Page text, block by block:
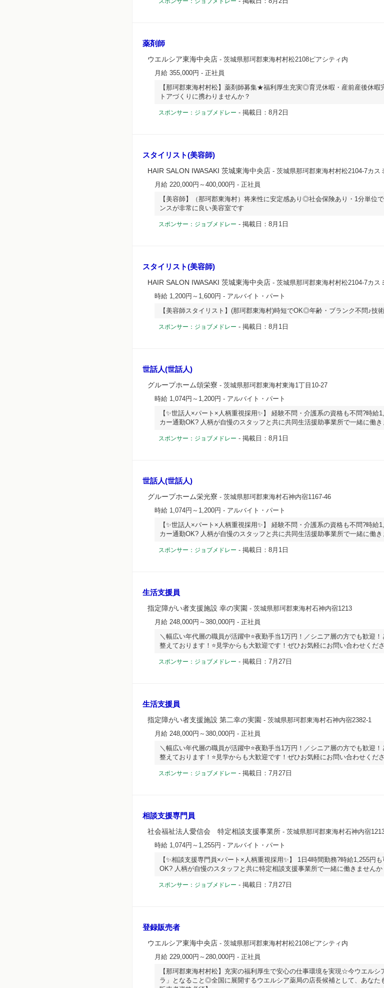
薬剤師
ウエルシア東海中央店 - 茨城県那珂郡東海村村松2108ピアシティ内
月給 355,000円 - 正社員
【那珂郡東海村村松】薬剤師募集★福利厚生充実◎育児休暇・産前産後休暇
トアづくりに携わりませんか？
スポンサー：ジョブメドレー - 掲載日：8月2日
スタイリスト(美容師)
HAIR SALON IWASAKI 茨城東海中央店 - 茨城県那珂郡東海村村松2104-7カス
月給 220,000円～400,000円 - 正社員
【美容師】（那珂郡東海村）将来性に安定感あり◎社会保険あり・1分単位
ンスが非常に良い美容室です
スポンサー：ジョブメドレー - 掲載日：8月1日
スタイリスト(美容師)
HAIR SALON IWASAKI 茨城東海中央店 - 茨城県那珂郡東海村村松2104-7カス
時給 1,200円～1,600円 - アルバイト・パート
【美容師スタイリスト】(那珂郡東海村)時短でOK◎年齢・ブランク不問♪技
スポンサー：ジョブメドレー - 掲載日：8月1日
世話人(世話人)
グループホーム頌栄寮 - 茨城県那珂郡東海村東海1丁目10-27
時給 1,074円～1,200円 - アルバイト・パート
【✨世話人×パート×人柄重視採用✨】 経験不問・介護系の資格も不問?時給
カー通勤OK? 人柄が自慢のスタッフと共に共同生活援助事業所で一緒に働
スポンサー：ジョブメドレー - 掲載日：8月1日
世話人(世話人)
グループホーム栄光寮 - 茨城県那珂郡東海村石神内宿1167‐46
時給 1,074円～1,200円 - アルバイト・パート
【✨世話人×パート×人柄重視採用✨】 経験不問・介護系の資格も不問?時給
カー通勤OK? 人柄が自慢のスタッフと共に共同生活援助事業所で一緒に働
スポンサー：ジョブメドレー - 掲載日：8月1日
生活支援員
指定障がい者支援施設 幸の実園 - 茨城県那珂郡東海村石神内宿1213
月給 248,000円～380,000円 - 正社員
＼幅広い年代層の職員が活躍中⭐夜勤手当1万円！／シニア層の方でも歓迎
整えております！⭐見学からも大歓迎です！ぜひお気軽にお問い合わせくだ
スポンサー：ジョブメドレー - 掲載日：7月27日
生活支援員
指定障がい者支援施設 第二幸の実園 - 茨城県那珂郡東海村石神内宿2382-1
月給 248,000円～380,000円 - 正社員
＼幅広い年代層の職員が活躍中⭐夜勤手当1万円！／シニア層の方でも歓迎
整えております！⭐見学からも大歓迎です！ぜひお気軽にお問い合わせくだ
スポンサー：ジョブメドレー - 掲載日：7月27日
相談支援専門員
社会福祉法人愛信会 特定相談支援事業所 - 茨城県那珂郡東海村石神内宿
時給 1,074円～1,255円 - アルバイト・パート
【✨相談支援専門員×パート×人柄重視採用✨】 1日4時間勤務?時給1,255円
OK? 人柄が自慢のスタッフと共に特定相談支援事業所で一緒に働きませんか
スポンサー：ジョブメドレー - 掲載日：7月27日
登録販売者
ウエルシア東海中央店 - 茨城県那珂郡東海村村松2108ピアシティ内
月給 229,000円～280,000円 - 正社員
【那珂郡東海村村松】充実の福利厚生で安心の仕事環境を実現☆今ウエルシ
ラ」となること◎全国に展開するウエルシア薬局の店長候補として、あなた